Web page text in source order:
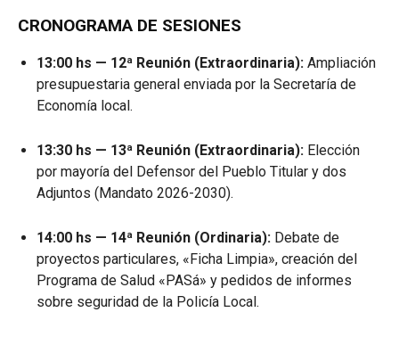
CRONOGRAMA DE SESIONES
13:00 hs — 12ª Reunión (Extraordinaria): Ampliación
presupuestaria general enviada por la Secretaría de
Economía local.
13:30 hs — 13ª Reunión (Extraordinaria): Elección
por mayoría del Defensor del Pueblo Titular y dos
Adjuntos (Mandato 2026-2030).
14:00 hs — 14ª Reunión (Ordinaria): Debate de
proyectos particulares, «Ficha Limpia», creación del
Programa de Salud «PASá» y pedidos de informes
sobre seguridad de la Policía Local.